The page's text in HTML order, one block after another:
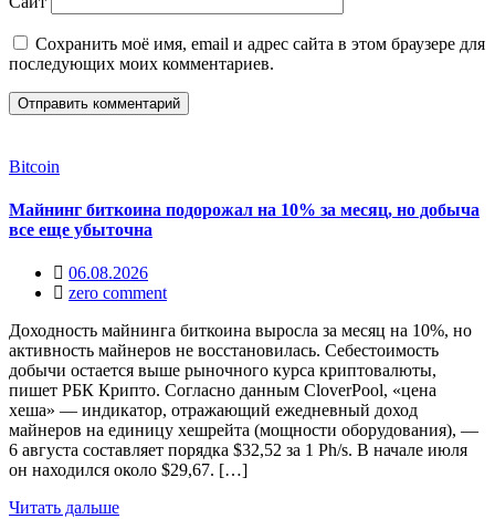
Сохранить моё имя, email и адрес сайта в этом браузере для
последующих моих комментариев.
Bitcoin
Майнинг биткоина подорожал на 10% за месяц, но добыча
все еще убыточна
06.08.2026
zero comment
Доходность майнинга биткоина выросла за месяц на 10%, но
активность майнеров не восстановилась. Себестоимость
добычи остается выше рыночного курса криптовалюты,
пишет РБК Крипто. Согласно данным CloverPool, «цена
хеша» — индикатор, отражающий ежедневный доход
майнеров на единицу хешрейта (мощности оборудования), —
6 августа составляет порядка $32,52 за 1 Ph/s. В начале июля
он находился около $29,67. […]
Читать дальше